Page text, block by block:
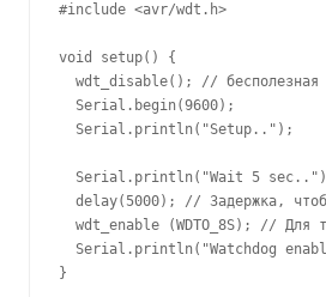
#include <avr/wdt.h>
void setup() {
wdt_disable(); //
  Serial.begin(9600);
  Serial.println("Setup..");
Serial.println("Wait 5
delay(5000); // Задержка,
wdt_enable (WDTO_8S); // Для
Serial.println("Watchdog
}